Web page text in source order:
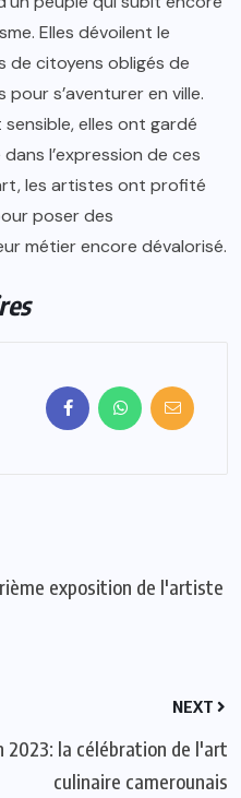
Elles dévoilent le
de citoyens obligés de
s’aventurer en ville.
elles ont gardé
l’expression de ces
les artistes ont profité
poser des
métier encore dévalorisé.
exposition de l'artiste
NEXT
2023: la célébration de l'art
culinaire camerounais